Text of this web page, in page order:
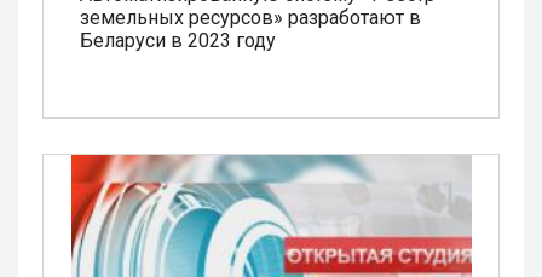
земельных ресурсов» разработают в
Беларуси в 2023 году